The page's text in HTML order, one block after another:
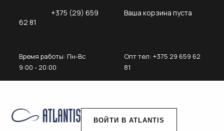
+375 (29) 659
62 81
Ваша корзина пуста
Время работы: Пн-Вс
9:00 - 20:00
Опттел: +375 29 659 62
81
ВОЙТИ В ATLANTIS